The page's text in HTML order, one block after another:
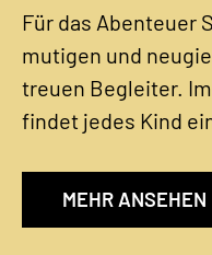
Für das Abenteuer
mutigen und
treuen Begleiter.
findet jedes Kind
MEHR ANSEHEN